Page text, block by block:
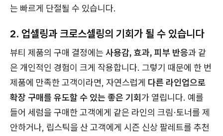
는 빠르게 단절될 수 있습니다.
2. 업셀링과 크로스셀링의 기회가 될 수 있습니다
뷰티 제품의 구매 결정에는 사용감, 효과, 피부 반응과 같
은 개인적인 경험이 크게 작용합니다. 그렇기 때문에 한 번
제품에 만족한 고객이라면, 자연스럽게 다른 라인업으로
확장 구매를 유도할 수 있는 좋은 기회가 열립니다. 예를
들어 세럼을 구매한 고객에게 같은 라인의 크림·토너를 제
안하거나, 립스틱을 산 고객에게 시즌 신상 팔레트를 추천